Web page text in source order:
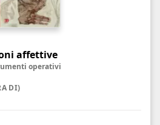
affettive
operativi
DI)